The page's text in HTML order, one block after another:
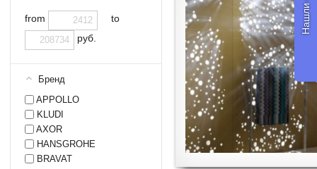
from
to
руб.
Бренд
APPOLLO
KLUDI
AXOR
HANSGROHE
BRAVAT